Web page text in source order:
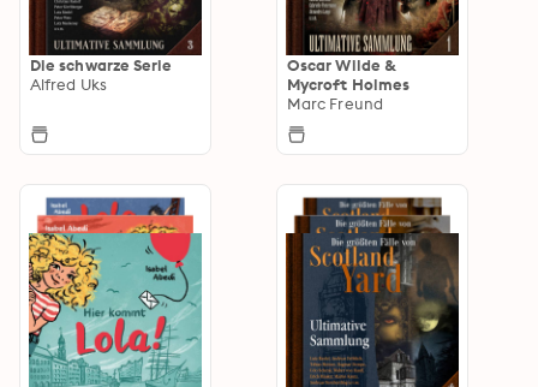
Die schwarze Serie
Alfred Uks
Oscar Wilde &
Mycroft Holmes
Marc Freund